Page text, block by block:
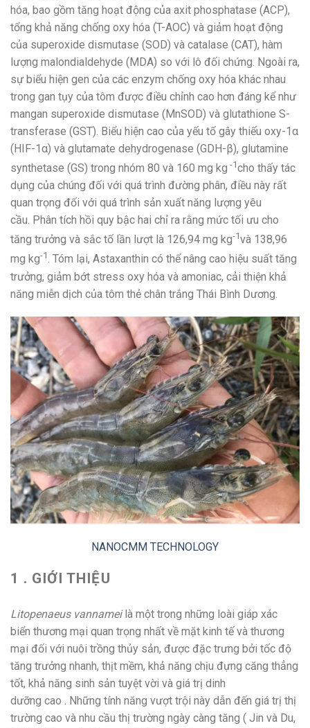
hóa, bao gồm tăng hoạt động của axit phosphatase (ACP),
tổng khả năng chống oxy hóa (T-AOC) và giảm hoạt động
của superoxide dismutase (SOD) và catalase (CAT), hàm
lượng malondialdehyde (MDA) so với lô đối chứng. Ngoài ra,
sự biểu hiện gen của các enzym chống oxy hóa khác nhau
trong gan tụy của tôm được điều chỉnh cao hơn đáng kể như
mangan superoxide dismutase (MnSOD) và glutathione S-
transferase (GST). Biểu hiện cao của yếu tố gây thiếu oxy-1α
(HIF-1α) và glutamate dehydrogenase (GDH-β), glutamine
synthetase (GS) trong nhóm 80 và 160 mg kg -1cho thấy tác
dụng của chúng đối với quá trình đường phân, điều này rất
quan trọng đối với quá trình sản xuất năng lượng yêu
cầu. Phân tích hồi quy bậc hai chỉ ra rằng mức tối ưu cho
tăng trưởng và sắc tố lần lượt là 126,94 mg kg-1và 138,96
mg kg-1. Tóm lại, Astaxanthin có thể nâng cao hiệu suất tăng
trưởng, giảm bớt stress oxy hóa và amoniac, cải thiện khả
năng miễn dịch của tôm thẻ chân trắng Thái Bình Dương.
NANOCMM TECHNOLOGY
1 . GIỚI THIỆU
Litopenaeus vannameilà một trong những loài giáp xác
biển thương mại quan trọng nhất về mặt kinh tế và thương
mại đối với nuôi trồng thủy sản, được đặc trưng bởi tốc độ
tăng trưởng nhanh, thịt mềm, khả năng chịu đựng căng thẳng
tốt, khả năng sinh sản tuyệt vời và giá trị dinh
dưỡng cao . Những tính năng vượt trội này dẫn đến giá trị thị
trường cao và nhu cầu thị trường ngày càng tăng ( Jin và Du,